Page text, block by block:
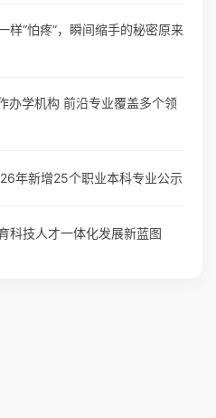
样“怕疼”，瞬间缩手的秘密原来
办学机构 前沿专业覆盖多个领
年新增25个职业本科专业公示
科技人才一体化发展新蓝图